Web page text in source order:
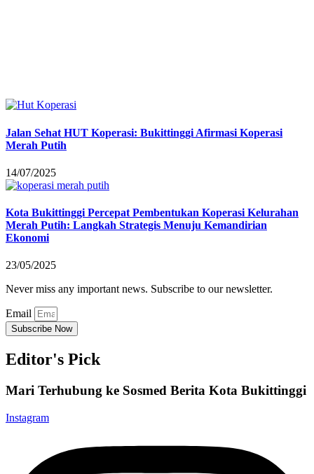
Jalan Sehat HUT Koperasi: Bukittinggi Afirmasi Koperasi
Merah Putih
14/07/2025
Kota Bukittinggi Percepat Pembentukan Koperasi Kelurahan
Merah Putih: Langkah Strategis Menuju Kemandirian
Ekonomi
23/05/2025
Never miss any important news. Subscribe to our newsletter.
Email
Subscribe Now
Editor's Pick
Mari Terhubung ke Sosmed Berita Kota Bukittinggi
Instagram